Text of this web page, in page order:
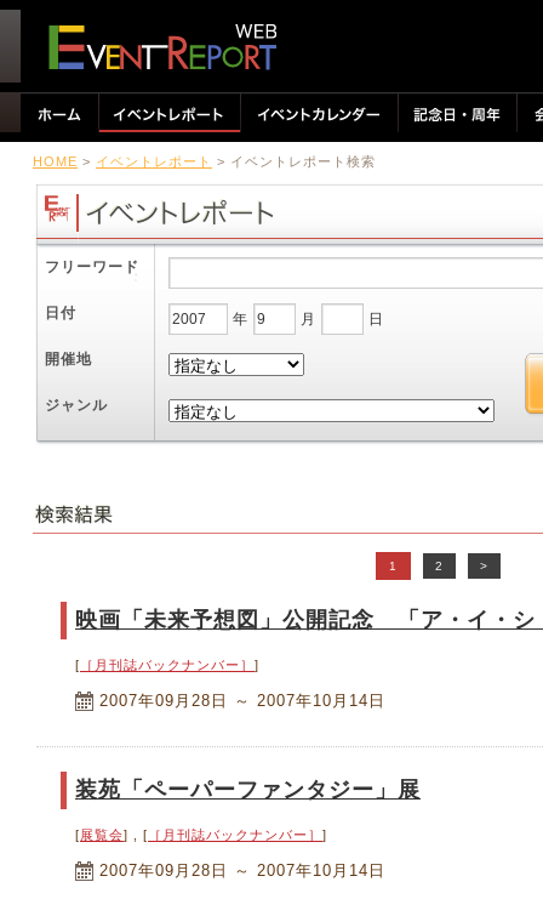
HOME > イベントレポート > イベントレポート検索
フリーワード
日付 年 月 日
開催地
ジャンル
1 2 >
映画「未来予想図」公開記念 「ア・イ・シ
[ ［月刊誌バックナンバー］ ]
2007年09月28日 ～ 2007年10月14日
装苑「ペーパーファンタジー」展
[展覧会] , [ ［月刊誌バックナンバー］ ]
2007年09月28日 ～ 2007年10月14日